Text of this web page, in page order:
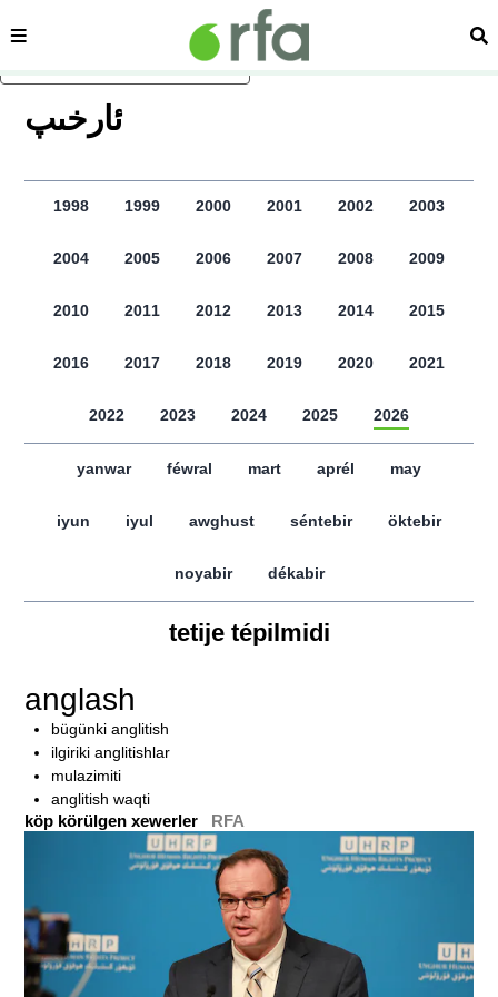
asasliq mezmungha atlang
sehipe
ﺋﺎﺭﺧﯩﭗ
1998 1999 2000 2001 2002 2003
2004 2005 2006 2007 2008 2009
2010 2011 2012 2013 2014 2015
2016 2017 2018 2019 2020 2021
2022 2023 2024 2025 2026
yanwar féwral mart aprél may
iyun iyul awghust séntebir öktebir
noyabir dékabir
tetije tépilmidi
anglash
bügünki anglitish
ilgiriki anglitishlar
mulazimiti
anglitish waqti
köp körülgen xewerler RFA